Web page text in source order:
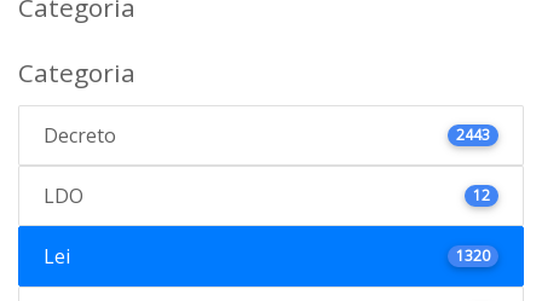
Categoria
Categoria
Decreto 2443
LDO 12
Lei 1320